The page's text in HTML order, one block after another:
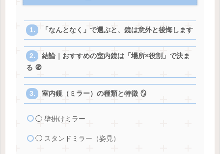
「なんとなく」で選ぶと、鏡は意外と後悔します
結論｜おすすめの室内鏡は「場所×役割」で決ま
る 🧭
室内鏡（ミラー）の種類と特徴 🪞
◯ 壁掛けミラー
◯ スタンドミラー（姿見）